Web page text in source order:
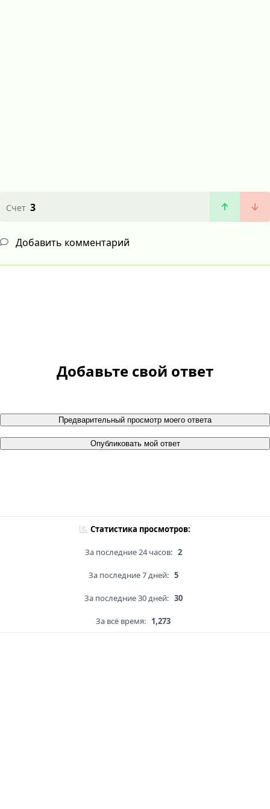
Счет 3
Добавить комментарий
Добавьте свой ответ
Предварительный просмотр моего ответа
Опубликовать мой ответ
Статистика просмотров:
За последние 24 часов: 2
За последние 7 дней: 5
За последние 30 дней: 30
За всё время: 1,273